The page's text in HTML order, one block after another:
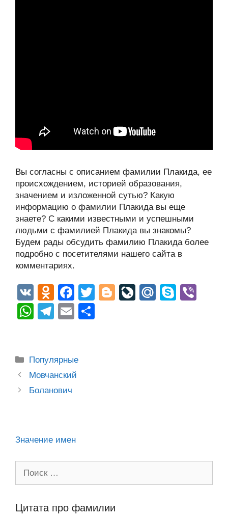
Вы согласны с описанием фамилии Плакида, ее
происхождением, историей образования,
значением и изложенной сутью? Какую
информацию о фамилии Плакида вы еще
знаете? С какими известными и успешными
людьми с фамилией Плакида вы знакомы?
Будем рады обсудить фамилию Плакида более
подробно с посетителями нашего сайта в
комментариях.
V
K
O
d
n
kl
a
ss
F
a
c
b
o
T
Bl
Li
M
S
W
s
A
p
T
gr
a
m
E
Рубрики
Популярные
Post
navigation
Мовчанский
Боланович
Значение имен
Цитата про фамилии